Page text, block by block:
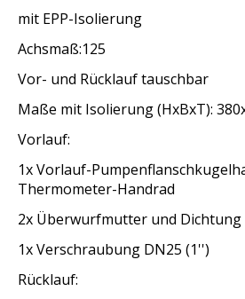
mit EPP-Isolierung
Achsmaß:125
Vor- und Rücklauf tauschbar
Maße mit Isolierung (HxBxT):
Vorlauf:
1x Vorlauf-
Thermometer-Handrad
2x Überwurfmutter und Dichtung
1x Verschraubung DN25 (1'')
Rücklauf: